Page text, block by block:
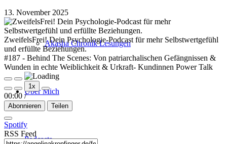
Akasha Chronik Lesungen
Über Mich
Podcasts
13. November 2025
ZweifelsFrei! Dein Psychologie-Podcast für mehr Selbstwertgefühl
und erfüllte Beziehungen.
#187 - Behind The Scenes: Von patriarchalischen Gefängnissen &
Wunden in echte Weiblichkeit & Urkraft- Kundinnen Power Talk
Play
Episode
Pause
Episode
1x
00:00 /
Abonnieren Teilen
Spotify
RSS Feed